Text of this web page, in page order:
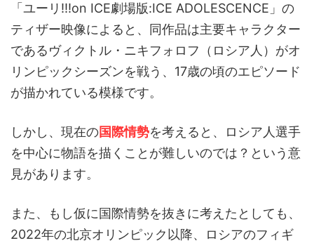
「ユーリ!!!on ICE劇場版:ICE ADOLESCENCE」の
ティザー映像によると、同作品は主要キャラクター
であるヴィクトル・ニキフォロフ（ロシア人）がオ
リンピックシーズンを戦う、17歳の頃のエピソード
が描かれている模様です。
しかし、現在の国際情勢を考えると、ロシア人選手
を中心に物語を描くことが難しいのでは？という意
見があります。
また、もし仮に国際情勢を抜きに考えたとしても、
2022年の北京オリンピック以降、ロシアのフィギ